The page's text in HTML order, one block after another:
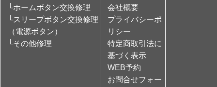
└ホームボタン交換修理
└スリープボタン交換修理
（電源ボタン）
└その他修理
会社概要
プライバシーポ
リシー
特定商取引法に
基づく表示
WEB予約
お問合せフォー